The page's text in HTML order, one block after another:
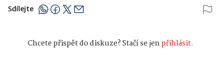
Sdílejte
Chcete přispět do diskuze? Stačí se jenpřihlásit.